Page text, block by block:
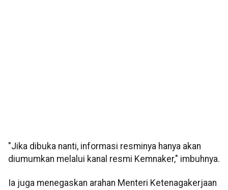
"Jika dibuka nanti, informasi resminya hanya akan
diumumkan melalui kanal resmi Kemnaker," imbuhnya.
Ia juga menegaskan arahan Menteri Ketenagakerjaan